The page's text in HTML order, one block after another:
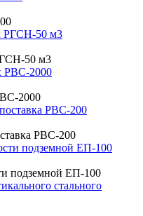
50 м3
2000
РВС-200
подземной ЕП-100